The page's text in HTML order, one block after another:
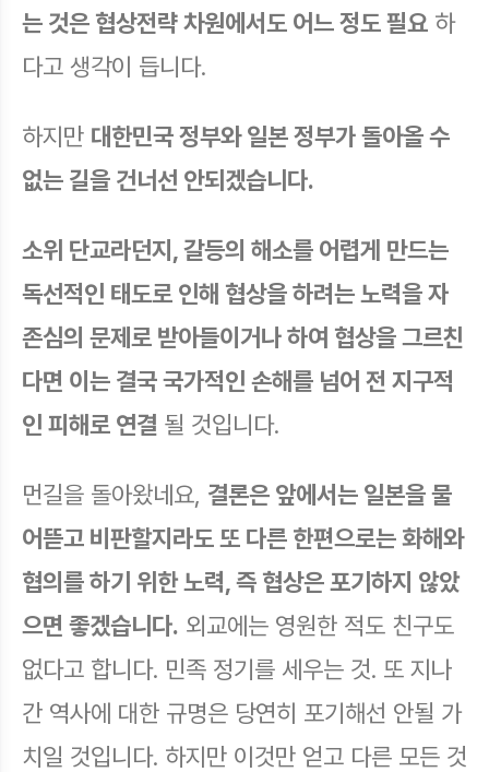
는 것은 협상전략 차원에서도 어느 정도 필요 하
다고 생각이 듭니다.
하지만 대한민국 정부와 일본 정부가 돌아올 수
없는 길을 건너선 안되겠습니다.
소위 단교라던지, 갈등의 해소를 어렵게 만드는
독선적인 태도로 인해 협상을 하려는 노력을 자
존심의 문제로 받아들이거나 하여 협상을 그르친
다면 이는 결국 국가적인 손해를 넘어 전 지구적
인 피해로 연결 될 것입니다.
먼길을 돌아왔네요, 결론은 앞에서는 일본을 물
어뜯고 비판할지라도 또 다른 한편으로는 화해와
협의를 하기 위한 노력, 즉 협상은 포기하지 않았
으면 좋겠습니다. 외교에는 영원한 적도 친구도
없다고 합니다. 민족 정기를 세우는 것. 또 지나
간 역사에 대한 규명은 당연히 포기해선 안될 가
치일 것입니다. 하지만 이것만 얻고 다른 모든 것